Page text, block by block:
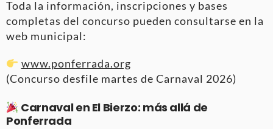
Toda la información, inscripciones y bases
completas del concurso pueden consultarse en la
web municipal:
www.ponferrada.org
(Concurso desfile martes de Carnaval 2026)
Carnaval en El Bierzo: más allá de
Ponferrada